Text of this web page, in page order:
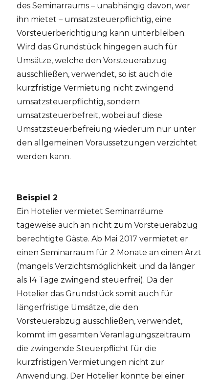
des Seminarraums – unabhängig davon, wer
ihn mietet – umsatzsteuerpflichtig, eine
Vorsteuerberichtigung kann unterbleiben.
Wird das Grundstück hingegen auch für
Umsätze, welche den Vorsteuerabzug
ausschließen, verwendet, so ist auch die
kurzfristige Vermietung nicht zwingend
umsatzsteuerpflichtig, sondern
umsatzsteuerbefreit, wobei auf diese
Umsatzsteuerbefreiung wiederum nur unter
den allgemeinen Voraussetzungen verzichtet
werden kann.
Beispiel 2
Ein Hotelier vermietet Seminarräume
tageweise auch an nicht zum Vorsteuerabzug
berechtigte Gäste. Ab Mai 2017 vermietet er
einen Seminarraum für 2 Monate an einen Arzt
(mangels Verzichtsmöglichkeit und da länger
als 14 Tage zwingend steuerfrei). Da der
Hotelier das Grundstück somit auch für
längerfristige Umsätze, die den
Vorsteuerabzug ausschließen, verwendet,
kommt im gesamten Veranlagungszeitraum
die zwingende Steuerpflicht für die
kurzfristigen Vermietungen nicht zur
Anwendung. Der Hotelier könnte bei einer